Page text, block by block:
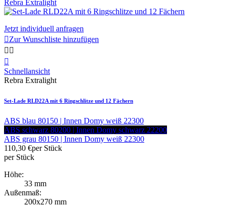
Jetzt individuell anfragen
Zur Wunschliste hinzufügen
 

Schnellansicht
Rebra Extralight
Set-Lade RLD22A mit 6 Ringschlitze und 12 Fächern
ABS blau 80150 | Innen Domy weiß 22300
ABS schwarz 80200 | Innen Domy schwarz 22200
ABS grau 80150 | Innen Domy weiß 22300
110,30 €per Stück
per Stück
Höhe:
33 mm
Außenmaß:
200x270 mm